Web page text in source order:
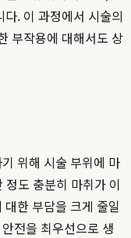
. 이 과정에서 시술의
부작용에 대해서도 상
위해 시술 부위에 마
도 충분히 마취가 이
한 부담을 크게 줄일
전을 최우선으로 생